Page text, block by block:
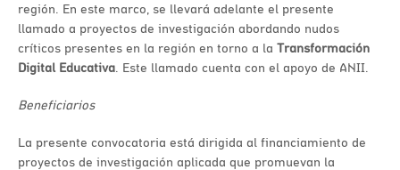
región. En este marco, se llevará adelante el presente
llamado a proyectos de investigación abordando nudos
críticos presentes en la región en torno a la Transformación
Digital Educativa . Este llamado cuenta con el apoyo de ANII.
Beneficiarios
La presente convocatoria está dirigida al financiamiento de
proyectos de investigación aplicada que promuevan la